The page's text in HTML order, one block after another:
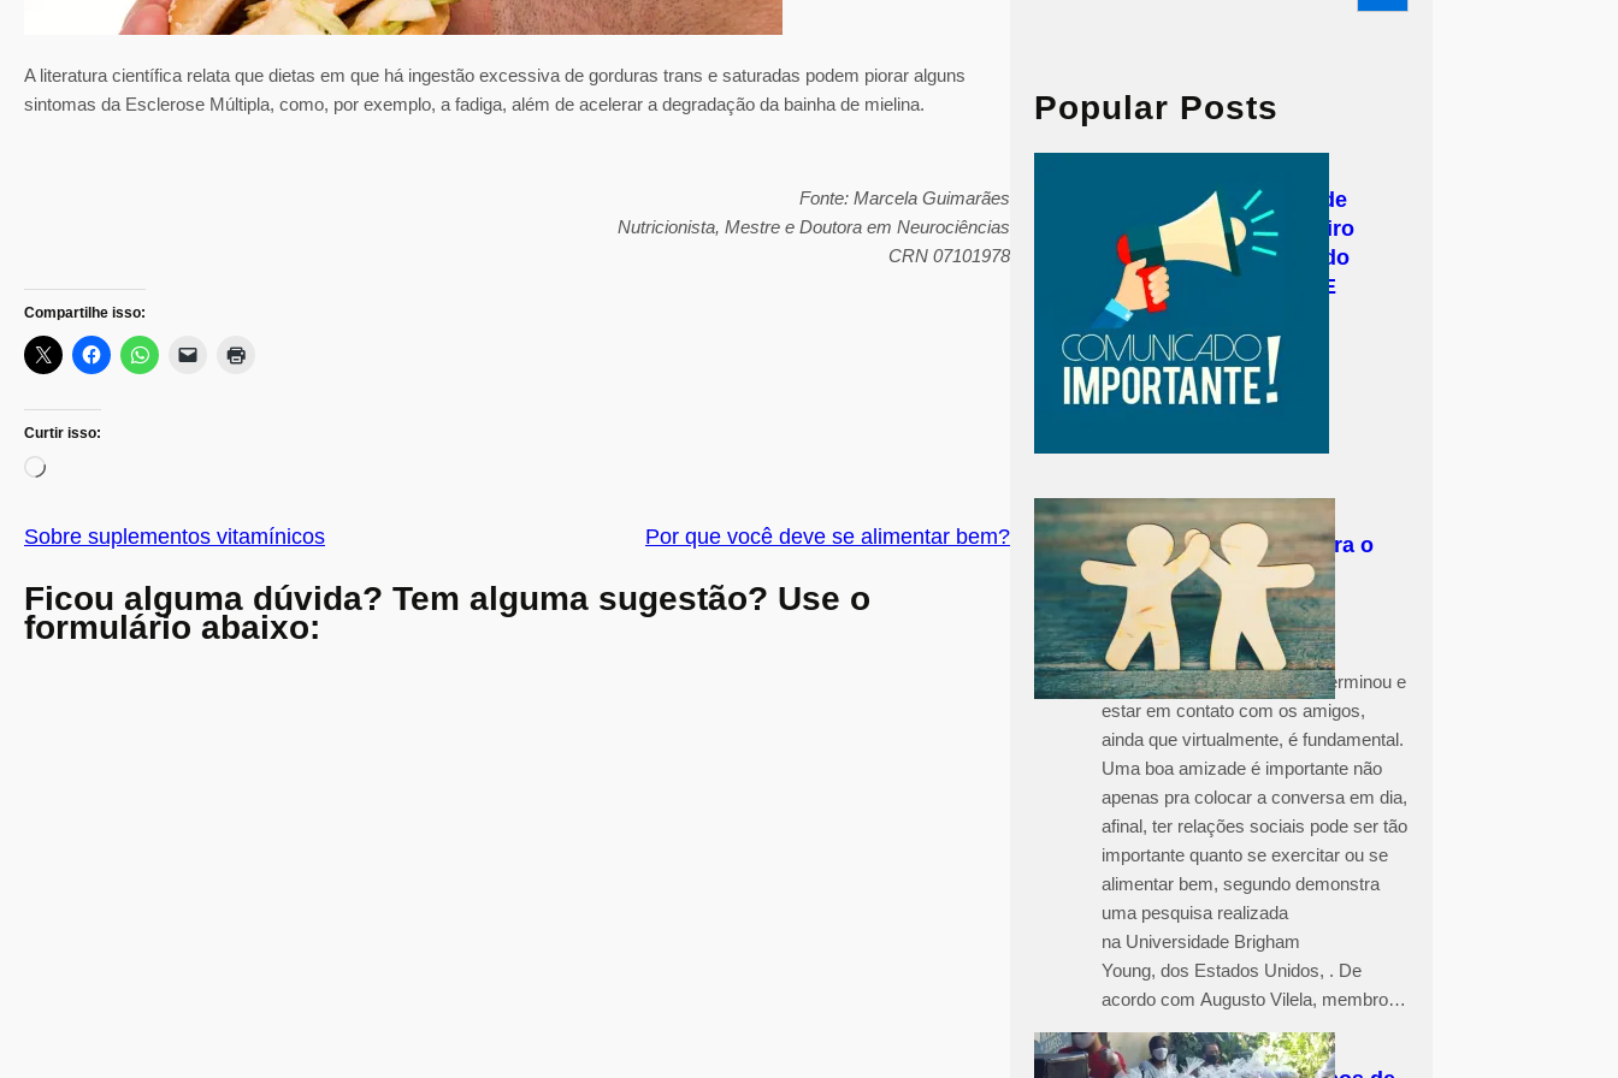
A literatura científica relata que dietas em que há ingestão excessiva de gorduras trans e saturadas podem piorar alguns
sintomas da Esclerose Múltipla, como, por exemplo, a fadiga, além de acelerar a degradação da bainha de mielina.
Fonte: Marcela Guimarães
Nutricionista, Mestre e Doutora em Neurociências
CRN 07101978
Compartilhe isso:
Curtir isso:
C
e
g
a
Sobre suplementos vitamínicos Por que você deve se alimentar bem?
Ficou alguma dúvida? Tem alguma sugestão? Use o
formulário abaixo:
h
Popular Posts
Secretaria de Estado de
Saúde do Rio de Janeiro
emite novo comunicado
sobre emissão de LME
durante a pandemia
Ter amigos faz bem para o
coração e até evita a
depressão
O cenário de pandemia não terminou e
estar em contato com os amigos,
ainda que virtualmente, é fundamental.
Uma boa amizade é importante não
apenas pra colocar a conversa em dia,
afinal, ter relações sociais pode ser tão
importante quanto se exercitar ou se
alimentar bem, segundo demonstra
uma pesquisa realizada
na Universidade Brigham
Young, dos Estados Unidos, . De
acordo com Augusto Vilela, membro…